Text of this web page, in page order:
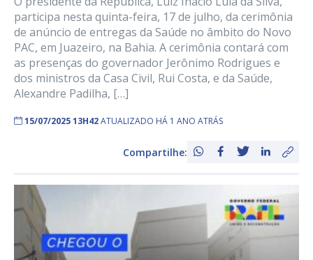
participa nesta quinta-feira, 17 de julho, da cerimônia
de anúncio de entregas da Saúde no âmbito do Novo
PAC, em Juazeiro, na Bahia. A cerimônia contará com
as presenças do governador Jerônimo Rodrigues e
dos ministros da Casa Civil, Rui Costa, e da Saúde,
Alexandre Padilha, […]
15/07/2025 13H42ATUALIZADO HÁ 1 ANO ATRÁS
Compartilhe: